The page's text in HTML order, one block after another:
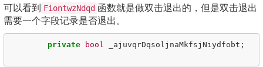
可以看到 FiontwzNdqd 函数就是做双击退出的，但是双击退出
需要一个字段记录是否退出。
private bool _ajuvqrDqsoljnaMkfsjNiydfobt ;